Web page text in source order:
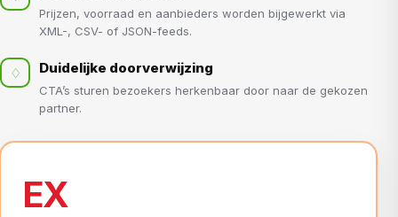
Prijzen, voorraad en aanbieders worden bijgewerkt via
XML-, CSV- of JSON-feeds.
Duidelijke doorverwijzing
CTA’s sturen bezoekers herkenbaar door naar de gekozen
partner.
EX